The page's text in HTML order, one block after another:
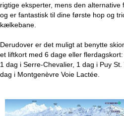
rigtige eksperter, mens den
og er fantastisk til dine første hop og
kælkebane.
Derudover er det muligt at benytte
et liftkort med 6 dage eller
1 dag i Serre-Chevalier, 1 dag i Puy
dag i Montgenèvre Voie Lactée.